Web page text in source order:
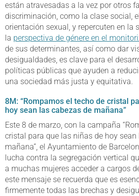
están atravesadas a la vez por otros
discriminación, como la clase social,
orientación sexual, y repercuten en la
la perspectiva de génere en el
de sus determinantes, así como dar
desigualdades, es clave para el
políticas públicas que ayuden a
una sociedad más justa y equitativa.
8M: “Rompamos el techo de cristal
hoy sean las cabezas de mañana”
Este 8 de marzo, con la campaña
cristal para que las niñas de hoy sean
mañana”, el Ayuntamiento de
lucha contra la segregación vertical
a muchas mujeres acceder a cargos
este mensaje se recuerda que es
firmemente todas las brechas y